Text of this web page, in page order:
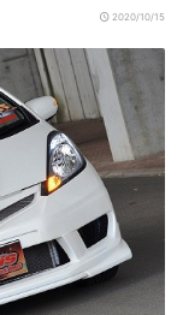
2020/10/15